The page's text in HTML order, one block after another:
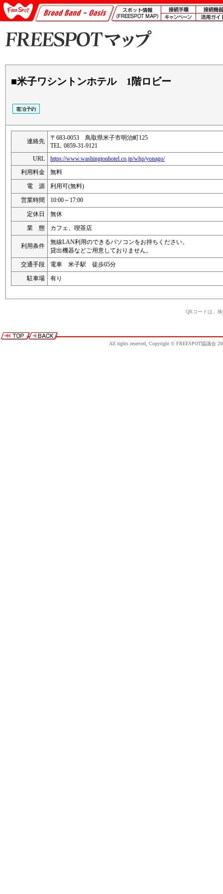
■米子ワシントンホテル 1階ロビー
連絡先
〒683-0053 鳥取県米子市明治町125
TEL. 0859-31-9121
URL
https://www.washingtonhotel.co.jp/whp/yonago/
利用料金
無料
電 源
利用可(無料)
営業時間
10:00～17:00
定休日
無休
業 態
カフェ、喫茶店
利用条件
無線LAN利用のできるパソコンをお持ちください。
貸出機器などご用意しておりません。
交通手段
電車 米子駅 徒歩05分
駐車場
有り
QRコードは、
All rights reserved, Copyright © FREESPOT協議会